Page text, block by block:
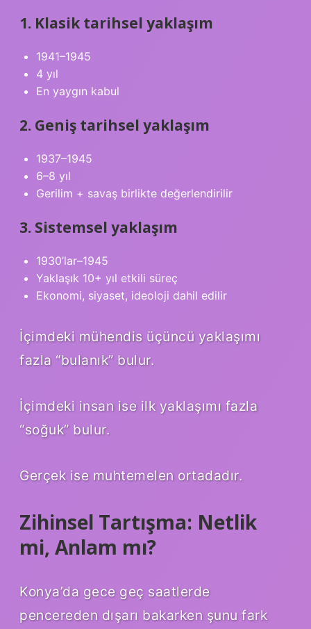
1. Klasik tarihsel yaklaşım
1941–1945
4 yıl
En yaygın kabul
2. Geniş tarihsel yaklaşım
1937–1945
6–8 yıl
Gerilim + savaş birlikte değerlendirilir
3. Sistemsel yaklaşım
1930’lar–1945
Yaklaşık 10+ yıl etkili süreç
Ekonomi, siyaset, ideoloji dahil edilir
İçimdeki mühendis üçüncü yaklaşımı
fazla “bulanık” bulur.
İçimdeki insan ise ilk yaklaşımı fazla
“soğuk” bulur.
Gerçek ise muhtemelen ortadadır.
Zihinsel Tartışma: Netlik
mi, Anlam mı?
Konya’da gece geç saatlerde
pencereden dışarı bakarken şunu fark